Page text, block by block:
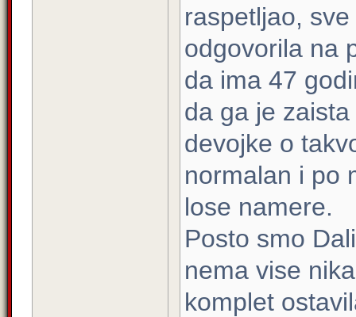
raspetljao,
odgovorila na
da ima 47
da ga je
devojke o
normalan i po
lose namere.
Posto smo
nema vise
komplet